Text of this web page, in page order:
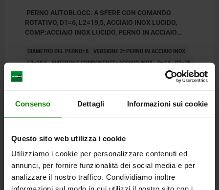
Consenso Dettagli Informazioni sui cookie
Questo sito web utilizza i cookie
Utilizziamo i cookie per personalizzare contenuti ed
annunci, per fornire funzionalità dei social media e per
analizzare il nostro traffico. Condividiamo inoltre
PERNO AUTOBLOCC. A SFERE CON COMANDO
ROTATIVO, D1=6, L2=19,5, ACCIAIO INOX LUCIDO,
COMP:ACCIAIO INOX LUCIDO, PERNO IN ACCIAIO
DIAMETRO DEL PERNO=6 VERSIONE 2=PERNO IN ACCIAIO INOX
L2=19,5 MATERIALE COMPONENTE=ACCIAIO INOX D=14 D2=25
D5=14
FORZA DI ESTRAZIONE F KN=0,5
Numero d’ordine: 03192-01-1620
+ IVA
più le spese di spedizione
DETTAGLI